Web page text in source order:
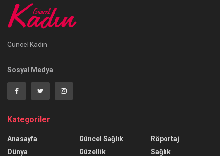
Güncel Kadın
Sosyal Medya
Kategoriler
Anasayfa
Dünya
Güncel Sağlık
Güzellik
Röportaj
Sağlık